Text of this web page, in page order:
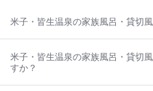
米子・皆生温泉の家族風呂・貸切
米子・皆生温泉の家族風呂・貸切
すか？